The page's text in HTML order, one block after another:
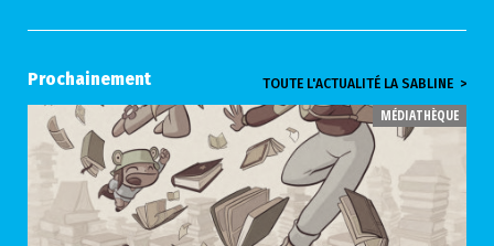
Prochainement TOUTE L'ACTUALITÉ LA SABLINE >
MÉDIATHÈQUE